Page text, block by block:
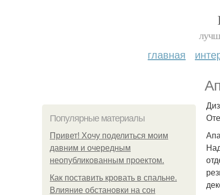
главная
Популярные материалы
Привет! Хочу поделиться моим
давним и очередным
неопубликованным проектом.
Как поставить кровать в спальне.
Влияние обстановки на сон